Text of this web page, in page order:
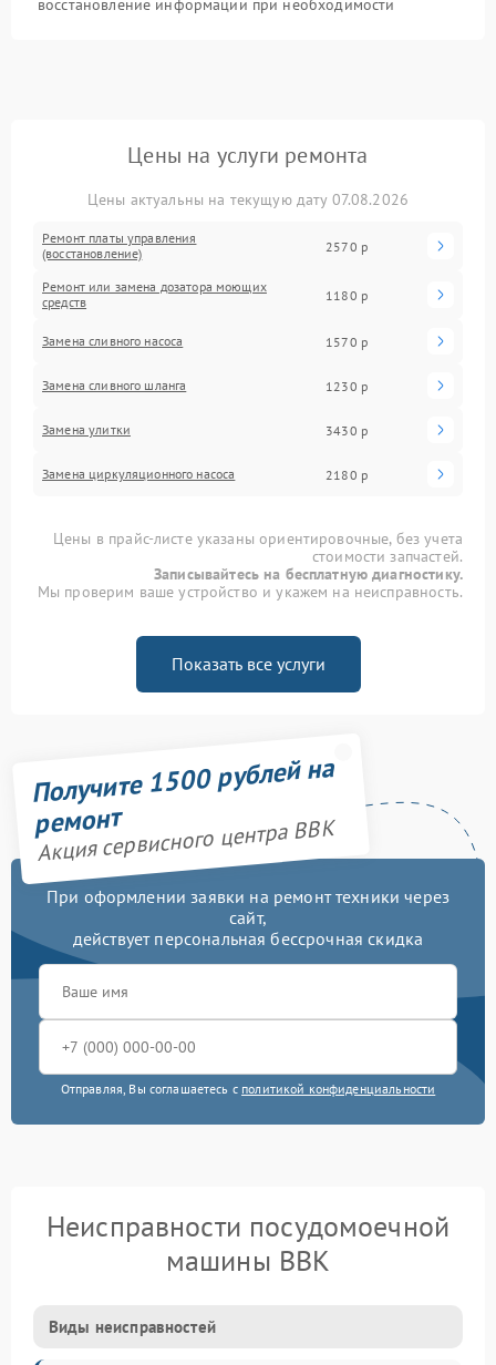
восстановление информации при необходимости
Цены на услуги ремонта
Цены актуальны на текущую дату 07.08.2026
Ремонт платы управления
(восстановление)
2570 р
Ремонт или замена дозатора моющих
средств
1180 р
Замена сливного насоса 1570 р
Замена сливного шланга 1230 р
Замена улитки 3430 р
Замена циркуляционного насоса 2180 р
Цены в прайс-листе указаны ориентировочные, без учета
стоимости запчастей.
Записывайтесь на бесплатную диагностику.
Мы проверим ваше устройство и укажем на неисправность.
Показать все услуги
Получите 1500 рублей на
ремонт
Акция сервисного центра BBK
При оформлении заявки на ремонт техники через
сайт,
действует персональная бессрочная скидка
Отправляя, Вы соглашаетесь с политикой конфиденциальности
Неисправности посудомоечной
машины BBK
Виды неисправностей